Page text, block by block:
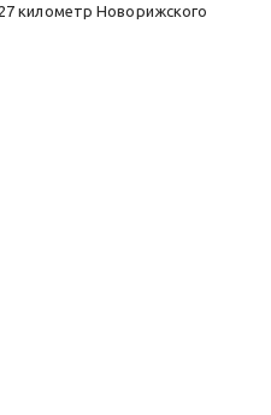
километр Новорижского